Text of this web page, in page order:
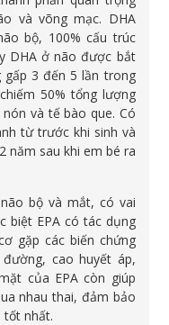
và võng mạc. DHA
bộ, 100% cấu trúc
DHA ở não được bắt
3 đến 5 lần trong
50% tổng lượng
và tế bào que. Có
từ trước khi sinh và
năm sau khi em bé ra
bộ và mắt, có vai
biệt EPA có tác dụng
gặp các biến chứng
cao huyết áp,
của EPA còn giúp
nhau thai, đảm bảo
tốt nhất.